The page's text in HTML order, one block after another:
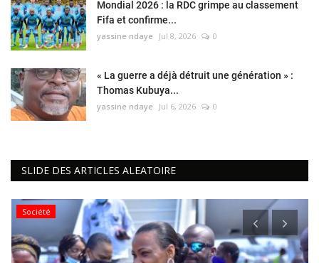
Mondial 2026 : la RDC grimpe au classement
Fifa et confirme...
yassine ndaye Jul 8, 2026 0
« La guerre a déjà détruit une génération » :
Thomas Kubuya...
yassine ndaye Jul 6, 2026 0
SLIDE DES ARTICLES ALEATOIRE
Société